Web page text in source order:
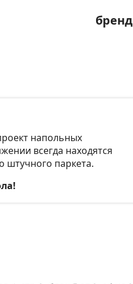
напольных
всегда находятся
штучного паркета.